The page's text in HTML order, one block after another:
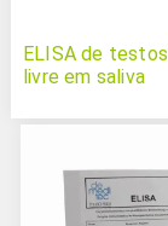
ELISA de
livre em saliva